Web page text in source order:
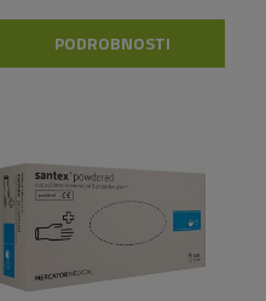
PODROBNOSTI